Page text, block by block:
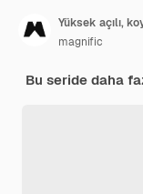
Yüksek açılı,
magnific
Bu seride daha